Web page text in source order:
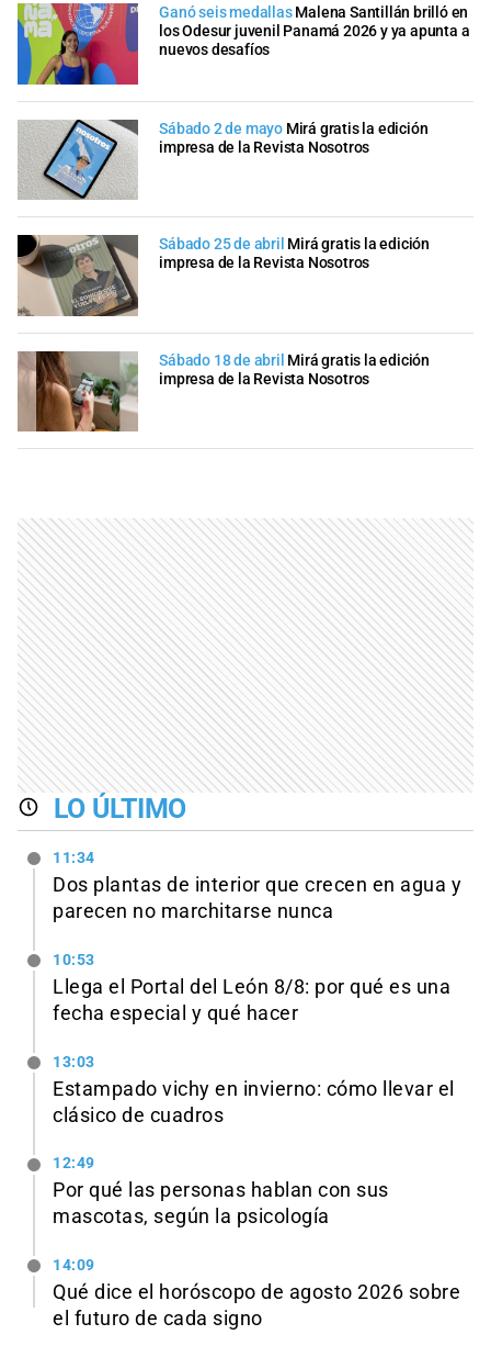
Ganó seis medallas Malena Santillán brilló en
los Odesur juvenil Panamá 2026 y ya apunta a
nuevos desafíos
Sábado 2 de mayo Mirá gratis la edición
impresa de la Revista Nosotros
Sábado 25 de abril Mirá gratis la edición
impresa de la Revista Nosotros
Sábado 18 de abril Mirá gratis la edición
impresa de la Revista Nosotros
LO ÚLTIMO
11:34
Dos plantas de interior que crecen en agua y
parecen no marchitarse nunca
10:53
Llega el Portal del León 8/8: por qué es una
fecha especial y qué hacer
13:03
Estampado vichy en invierno: cómo llevar el
clásico de cuadros
12:49
Por qué las personas hablan con sus
mascotas, según la psicología
14:09
Qué dice el horóscopo de agosto 2026 sobre
el futuro de cada signo